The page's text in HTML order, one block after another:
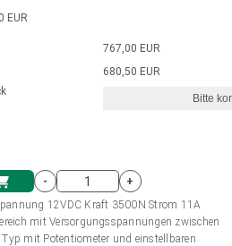
und internem
Controller
Bürsten
mit
EUR
767,00 EUR
680,50 EUR
Bitte
-
+
12VDC Kraft 3500N Strom 11A
mit Versorgungsspannungen zwischen
mit Potentiometer und einstellbaren